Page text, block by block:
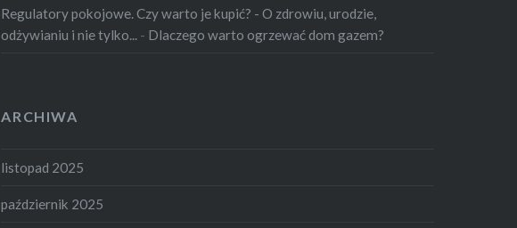
Regulatory pokojowe. Czy warto je kupić? - O zdrowiu, urodzie,
odżywianiu i nie tylko...
- Dlaczego warto ogrzewać dom gazem?
ARCHIWA
listopad 2025
październik 2025